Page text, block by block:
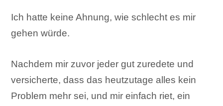
Ich hatte keine Ahnung, wie schlecht es mir
gehen würde.
Nachdem mir zuvor jeder gut zuredete und
versicherte, dass das heutzutage alles kein
Problem mehr sei, und mir einfach riet, ein